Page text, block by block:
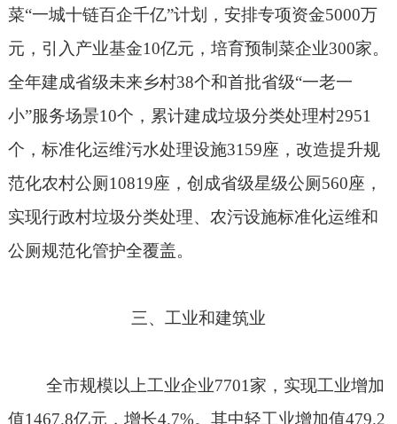
菜“一城十链百企千亿”计划，安排专项资金5000万
元，引入产业基金10亿元，培育预制菜企业300家。
全年建成省级未来乡村38个和首批省级“一老一
小”服务场景10个，累计建成垃圾分类处理村2951
个，标准化运维污水处理设施3159座，改造提升规
范化农村公厕10819座，创成省级星级公厕560座，
实现行政村垃圾分类处理、农污设施标准化运维和
公厕规范化管护全覆盖。
三、工业和建筑业
全市规模以上工业企业7701 家，实现工业增加
值1467.8亿元，增长4.7%。其中轻工业增加值479.2